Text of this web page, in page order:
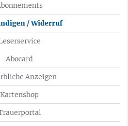
/ Widerruf
Abocard
Anzeigen
Kartenshop